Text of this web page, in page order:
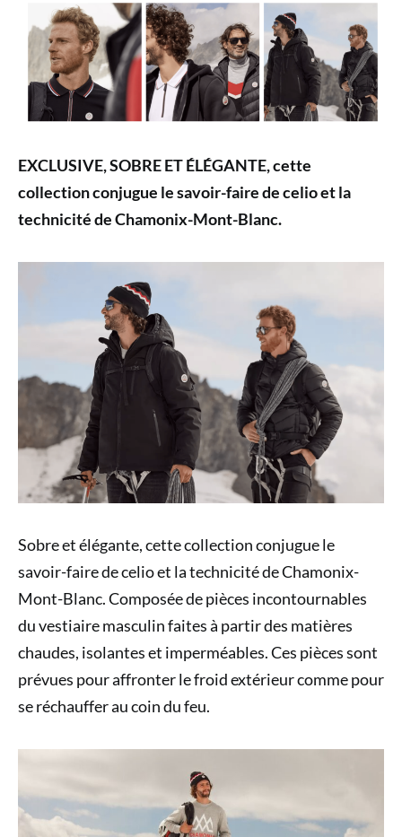
EXCLUSIVE, SOBRE ET ÉLÉGANTE, cette
collection conjugue le savoir-faire de celio et la
technicité de Chamonix-Mont-Blanc.
Sobre et élégante, cette collection conjugue le
savoir-faire de celio et la technicité de Chamonix-
Mont-Blanc. Composée de pièces incontournables
du vestiaire masculin faites à partir des matières
chaudes, isolantes et imperméables. Ces pièces sont
prévues pour affronter le froid extérieur comme pour
se réchauffer au coin du feu.